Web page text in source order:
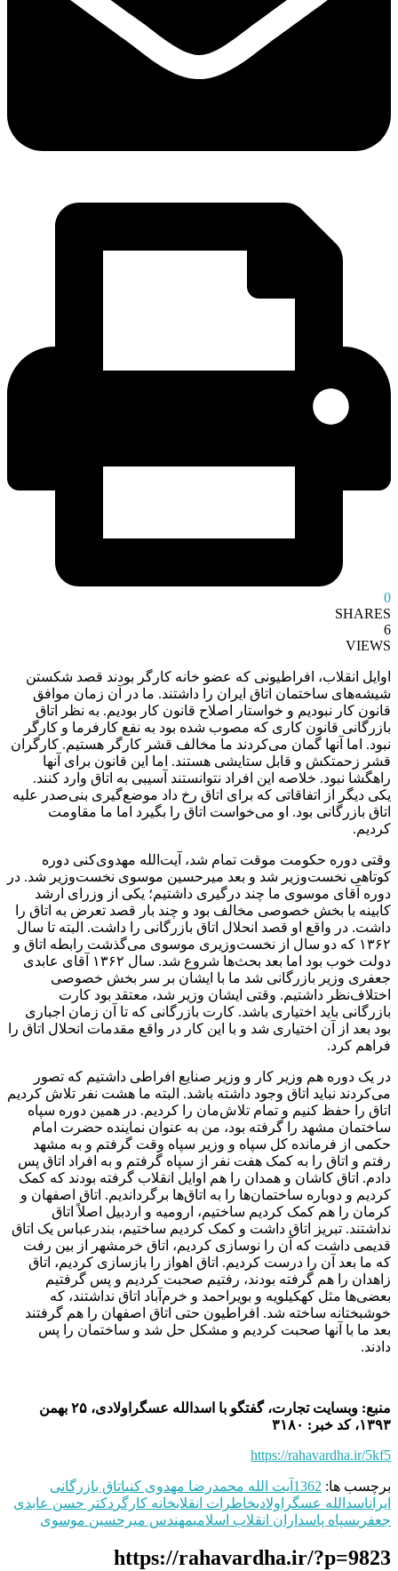
0
SHARES
6
VIEWS
اوایل انقلاب، افراطیونی که عضو خانه کارگر بودند قصد شکستن
شیشه‌های ساختمان اتاق ایران را داشتند. ما در آن زمان موافق
قانون کار نبودیم و خواستار اصلاح قانون کار بودیم. به نظر اتاق
بازرگانی قانون کاری که مصوب شده بود به نفع کارفرما و کارگر
نبود. اما آنها گمان می‌کردند ما مخالف قشر کارگر هستیم. کارگران
قشر زحمتکش و قابل ستایشی هستند. اما این قانون برای آنها
راهگشا نبود. خلاصه این افراد نتوانستند آسیبی به اتاق وارد کنند.
یکی دیگر از اتفاقاتی که برای اتاق رخ داد موضع‌گیری بنی‌صدر علیه
اتاق بازرگانی بود. او می‌خواست اتاق را بگیرد اما ما مقاومت
کردیم.
وقتی دوره حکومت موقت تمام شد، آیت‌الله مهدوی‌کنی دوره
کوتاهی نخست‌وزیر شد و بعد میرحسین موسوی نخست‌وزیر شد. در
دوره آقای موسوی ما چند درگیری داشتیم؛ یکی از وزرای ارشد
کابینه با بخش خصوصی مخالف بود و چند بار قصد تعرض به اتاق را
داشت. در واقع او قصد انحلال اتاق بازرگانی را داشت. البته تا سال
۱۳۶۲ که دو سال از نخست‌وزیری موسوی می‌گذشت رابطه اتاق و
دولت خوب بود اما بعد بحث‌ها شروع شد. سال ۱۳۶۲ آقای عابدی
جعفری وزیر بازرگانی شد ما با ایشان بر سر بخش خصوصی
اختلاف‌نظر داشتیم. وقتی ایشان وزیر شد، معتقد بود کارت
بازرگانی باید اختیاری باشد. کارت بازرگانی که تا آن زمان اجباری
بود بعد از آن اختیاری شد و با این کار در واقع مقدمات انحلال اتاق را
فراهم کرد.
در یک دوره هم وزیر کار و وزیر صنایع افراطی داشتیم که تصور
می‌کردند نباید اتاق وجود داشته باشد. البته ما هشت نفر تلاش کردیم
اتاق را حفظ کنیم و تمام تلاش‌مان را کردیم. در همین دوره سپاه
ساختمان مشهد را گرفته بود، من به عنوان نماینده حضرت امام
حکمی از فرمانده کل سپاه و وزیر سپاه وقت گرفتم و به مشهد
رفتم و اتاق را به کمک هفت نفر از سپاه گرفتم و به افراد اتاق پس
دادم. اتاق کاشان و همدان را هم اوایل انقلاب گرفته بودند که کمک
کردیم و دوباره ساختمان‌ها را به اتاق‌ها برگرداندیم. اتاق اصفهان و
کرمان را هم کمک کردیم ساختیم، ارومیه و اردبیل اصلاً اتاق
نداشتند. تبریز اتاق داشت و کمک کردیم ساختیم، بندرعباس یک اتاق
قدیمی داشت که آن را نوسازی کردیم، اتاق خرمشهر از بین رفت
که ما بعد آن را درست کردیم. اتاق اهواز را بازسازی کردیم، اتاق
زاهدان را هم گرفته بودند، رفتیم صحبت کردیم و پس گرفتیم
بعضی‌ها مثل کهکیلویه و بویراحمد و خرم‌آباد اتاق نداشتند، که
خوشبختانه ساخته شد. افراطیون حتی اتاق اصفهان را هم گرفتند
بعد ما با آنها صحبت کردیم و مشکل حل شد و ساختمان را پس
دادند.
منبع: وبسایت تجارت، گفتگو با اسدالله عسگراولادی، ۲۵ بهمن
۱۳۹۳، کد خبر: ۳۱۸۰
https://rahavardha.ir/5kf5
برچسب ها: 1362 آیت الله محمدرضا مهدوی کنیاتاق بازرگانی
ایراناسدالله عسگراولادیخاطرات انقلابخانه کارگر دکتر حسن عابدی
جعفریسپاه پاسداران انقلاب اسلامیمهندس میرحسین موسوی
https://rahavardha.ir/?p=9823